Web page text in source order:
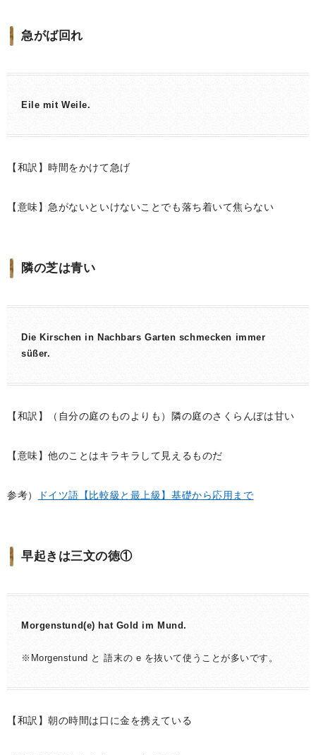
急がば回れ
Eile mit Weile.
【和訳】時間をかけて急げ
【意味】急がないといけないことでも落ち着いて焦らない
隣の芝は青い
Die Kirschen in Nachbars Garten schmecken immer
süßer.
【和訳】（自分の庭のものよりも）隣の庭のさくらんぼは甘い
【意味】他のことはキラキラして見えるものだ
参考） ドイツ語【比較級と最上級】基礎から応用まで
早起きは三文の徳①
Morgenstund(e) hat Gold im Mund.
※Morgenstund と 語末の e を抜いて使うことが多いです。
【和訳】朝の時間は口に金を携えている